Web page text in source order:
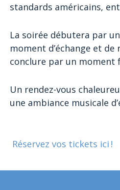
standards américains,
La soirée débutera par
moment d’échange et
conclure par un moment
Un rendez-vous
une ambiance musicale
Réservez vos tickets ici !